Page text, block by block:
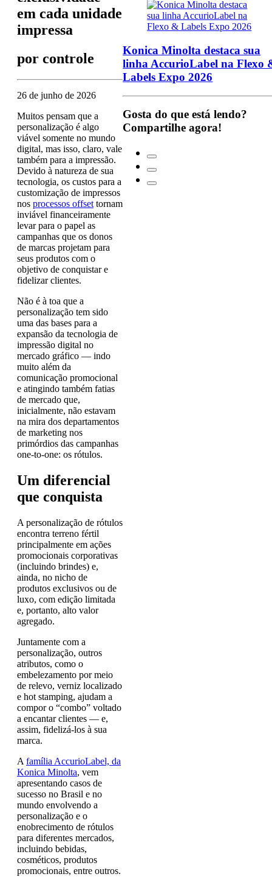
em cada unidade
impressa
por controle
26 de junho de 2026
Muitos pensam que a
personalização é algo
viável somente no mundo
digital, mas isso, claro, vale
também para a impressão.
Devido à natureza de sua
tecnologia, os custos para a
customização de impressos
nos processos offset tornam
inviável financeiramente
levar para o papel as
campanhas que os donos
de marcas projetam para
seus produtos com o
objetivo de conquistar e
fidelizar clientes.
Não é à toa que a
personalização tem sido
uma das bases para a
expansão da tecnologia de
impressão digital no
mercado gráfico — indo
muito além da
comunicação promocional
e atingindo também fatias
de mercado que,
inicialmente, não estavam
na mira dos departamentos
de marketing nos
primórdios das campanhas
one-to-one: os rótulos.
Um diferencial
que conquista
A personalização de rótulos
encontra terreno fértil
principalmente em ações
promocionais corporativas
(incluindo brindes) e,
ainda, no nicho de
produtos exclusivos ou de
luxo, com edição limitada
e, portanto, alto valor
agregado.
Juntamente com a
personalização, outros
atributos, como o
embelezamento por meio
de relevo, verniz localizado
e hot stamping, ajudam a
compor o “combo” voltado
a encantar clientes — e,
assim, fidelizá-los à sua
marca.
A família AccurioLabel, da
Konica Minolta, vem
apresentando casos de
sucesso no Brasil e no
mundo envolvendo a
personalização e o
enobrecimento de rótulos
para diferentes mercados,
incluindo bebidas,
cosméticos, produtos
promocionais, entre outros.
Konica Minolta destaca sua
linha AccurioLabel na Flexo
Labels Expo 2026
Gosta do que está lendo?
Compartilhe agora!